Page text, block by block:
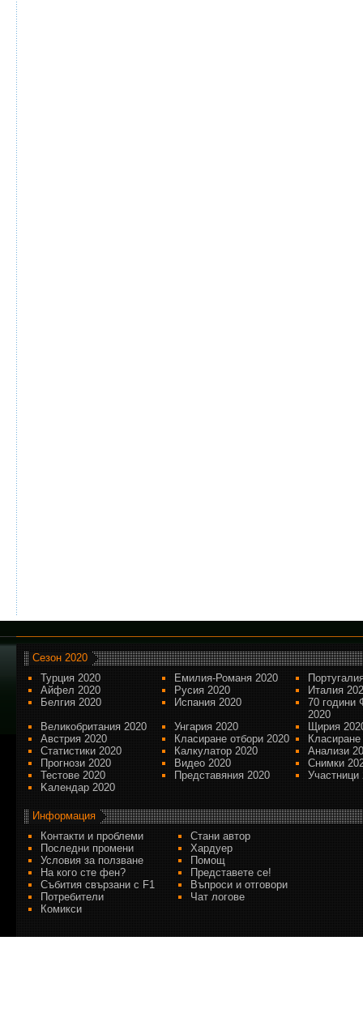
Сезон 2020
Турция 2020
Емилия-Романя 2020
Айфел 2020
Русия 2020
Италия
Белгия 2020
Испания 2020
70 години
2020
Великобритания 2020
Унгария 2020
Щирия
Австрия 2020
Класиране отбори 2020
Статистики 2020
Калкулатор 2020
Анализи
Прогнози 2020
Видео 2020
Снимки
Тестове 2020
Представяния 2020
Участници
Kалендар 2020
Информация
Контакти и проблеми
Стани автор
Последни промени
Хардуер
Условия за ползване
Помощ
На кого сте фен?
Представете се!
Събития свързани с F1
Въпроси и отговори
Потребители
Чат логове
Комикси